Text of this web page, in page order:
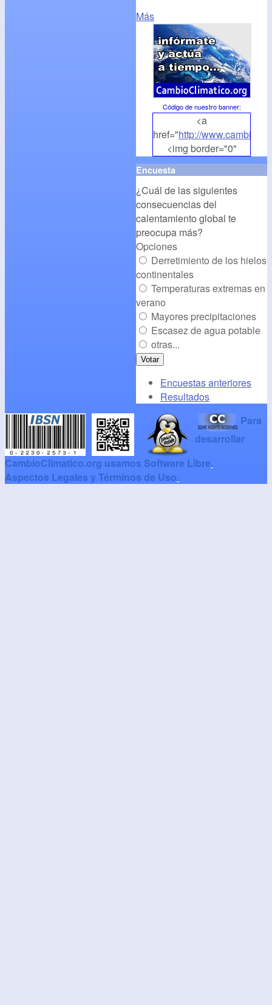
Más
Código de nuestro banner:
<a
href="http://
<img border="0"
align="middle"
src="http://
alt="CambioClimatico.org"
/></a>
Encuesta
¿Cuál de las siguientes
consecuencias del
calentamiento global te
preocupa más?
Opciones
Derretimiento de los hielos
continentales
Temperaturas extremas en
verano
Mayores precipitaciones
Escasez de agua potable
otras...
Encuestas anteriores
Resultados
Para
desarrollar
CambioClimatico.org usamos Software Libre.
Aspectos Legales y Términos de Uso.